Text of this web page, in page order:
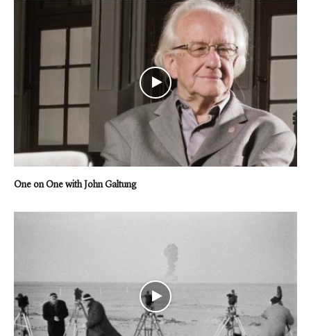
One on One with John Galtung